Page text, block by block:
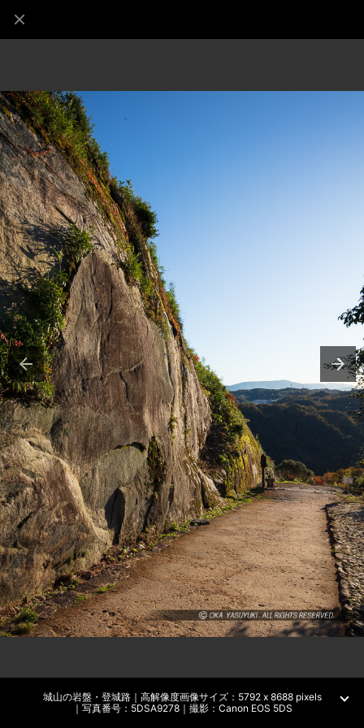
城山の岩盤・登城路｜高解像度画像サイズ：5792 x 8688 pixels
｜写真番号：5DSA9278｜撮影：Canon EOS 5DS